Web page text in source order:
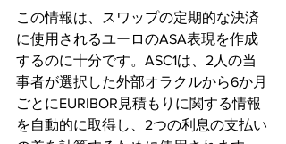
この情報は、スワップの定期的な決済
に使用されるユーロのASA表現を作成
するのに十分です。ASC1は、2人の当
事者が選択した外部オラクルから6か月
ごとにEURIBOR見積もりに関する情報
を自動的に取得し、2つの利息の支払い